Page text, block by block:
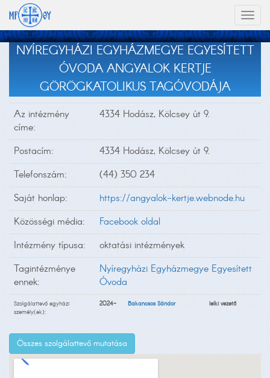
NYÍREGYHÁZI EGYHÁZMEGYE EGYESÍTETT
ÓVODA ANGYALOK KERTJE
GÖRÖGKATOLIKUS TAGÓVODÁJA
Az intézmény
címe:
4334 Hodász, Kölcsey út 9.
Postacím:
4334 Hodász, Kölcsey út 9.
Telefonszám:
(44) 350 234
Saját honlap:
https://angyalok-kertje.webnode.hu
Közösségi média:
Facebook oldal
Intézmény típusa:
oktatási intézmények
Tagintézménye
ennek:
Nyíregyházi Egyházmegye Egyesített
Óvoda
Szolgálattevő egyházi
személy(ek):
2024- Bakancsos Sándor lelki vezető
Összes szolgálattevő mutatása